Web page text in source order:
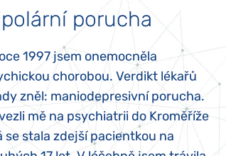
porucha
1997 jsem onemocněla
chorobou. Verdikt lékařů
zněl: maniodepresivní porucha.
mě na psychiatrii do Kroměříže
se stala zdejší pacientkou na